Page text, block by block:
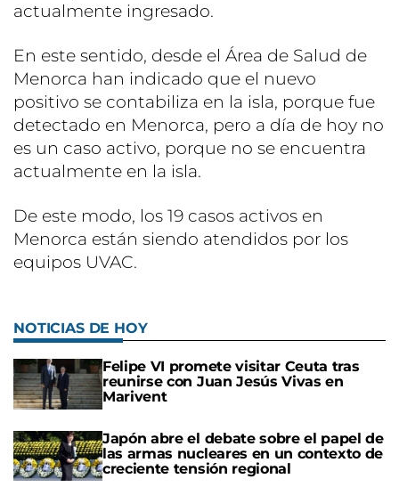
actualmente ingresado.
En este sentido, desde el Área de Salud de
Menorca han indicado que el nuevo
positivo se contabiliza en la isla, porque fue
detectado en Menorca, pero a día de hoy no
es un caso activo, porque no se encuentra
actualmente en la isla.
De este modo, los 19 casos activos en
Menorca están siendo atendidos por los
equipos UVAC.
NOTICIAS DE HOY
Felipe VI promete visitar Ceuta tras
reunirse con Juan Jesús Vivas en
Marivent
Japón abre el debate sobre el papel de
las armas nucleares en un contexto de
creciente tensión regional